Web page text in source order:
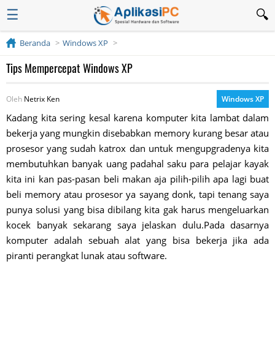
☰
Beranda Windows XP
Tips Mempercepat Windows XP
Oleh Netrix Ken Windows XP
Kadang kita sering kesal karena komputer kita lambat dalam
bekerja yang mungkin disebabkan memory kurang besar atau
prosesor yang sudah katrox dan untuk mengupgradenya kita
membutuhkan banyak uang padahal saku para pelajar kayak
kita ini kan pas-pasan beli makan aja pilih-pilih apa lagi buat
beli memory atau prosesor ya sayang donk, tapi tenang saya
punya solusi yang bisa dibilang kita gak harus mengeluarkan
kocek banyak sekarang saya jelaskan dulu.Pada dasarnya
komputer adalah sebuah alat yang bisa bekerja jika ada
piranti perangkat lunak atau software.